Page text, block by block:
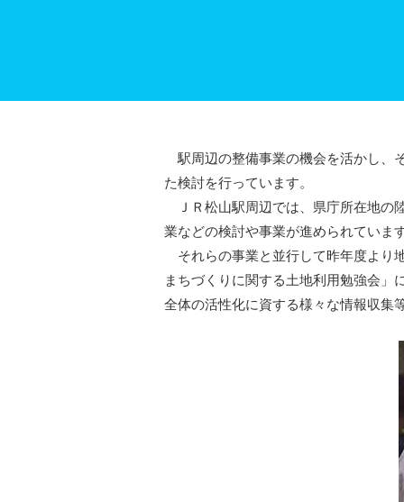
駅周辺の整備事業の機会を活かし、
た検討を行っています。
ＪＲ松山駅周辺では、県庁所在地の
業などの検討や事業が進められています
それらの事業と並行して昨年度より
まちづくりに関する土地利用勉強会
全体の活性化に資する様々な情報収集